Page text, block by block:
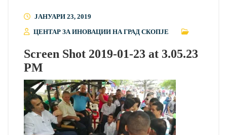
ЈАНУАРИ 23, 2019
ЦЕНТАР ЗА ИНОВАЦИИ НА ГРАД СКОПЈЕ
Screen Shot 2019-01-23 at 3.05.23
PM